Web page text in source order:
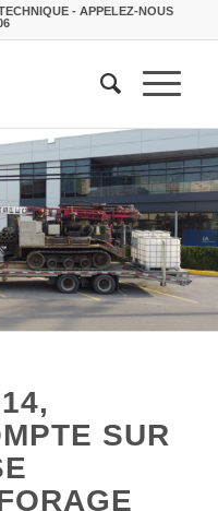
- APPELEZ-NOUS
SUR